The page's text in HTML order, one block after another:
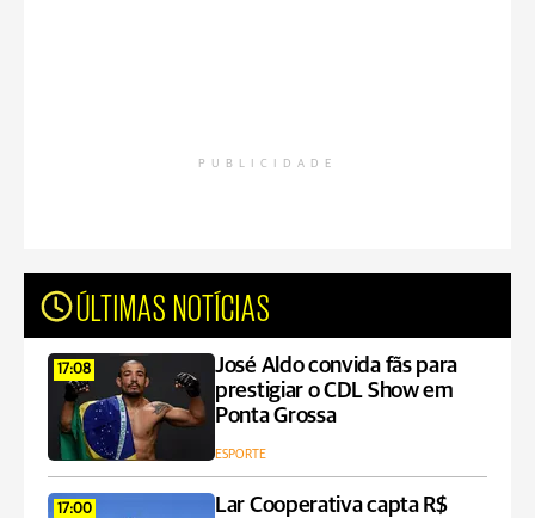
PUBLICIDADE
ÚLTIMAS NOTÍCIAS
17:08
José Aldo convida fãs para
prestigiar o CDL Show em
Ponta Grossa
ESPORTE
17:00
Lar Cooperativa capta R$